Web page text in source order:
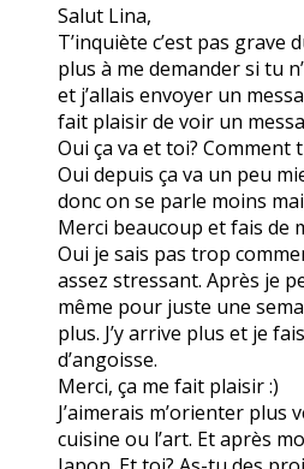
Salut Lina,
T’inquiète c’est pas grave
plus à me demander si tu
et j’allais envoyer un
fait plaisir de voir un
Oui ça va et toi? Comment
Oui depuis ça va un peu
donc on se parle moins
Merci beaucoup et fais de
Oui je sais pas trop
assez stressant. Après je
même pour juste une
plus. J’y arrive plus et je
d’angoisse.
Merci, ça me fait plaisir :)
J’aimerais m’orienter plus
cuisine ou l’art. Et après